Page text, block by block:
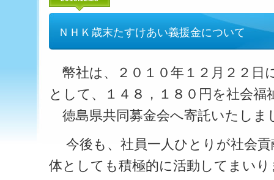
ＮＨＫ歳末たすけあい義援金について
幣社は、２０１０年１２月２２日
として、１４８，１８０円を社会福
徳島県共同募金会へ寄託いたしま
今後も、社員一人ひとりが社会貢
体としても積極的に活動してまいり